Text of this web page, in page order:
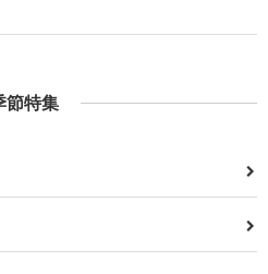
節特集